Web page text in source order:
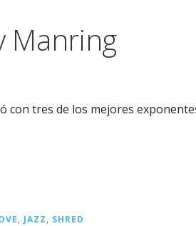
Manring
con tres de los mejores
JAZZ SHRED